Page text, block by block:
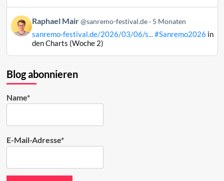
ansehen
Beitrag
von
Raphael
Bluesky
ansehen
Raphael Mair @sanremo-festival.de 5 Monaten
sanremo-festival.de/2026/03/06/s...#Sanremo2026 in
den Charts (Woche 2)
Blog abonnieren
Name*
E-Mail-Adresse*